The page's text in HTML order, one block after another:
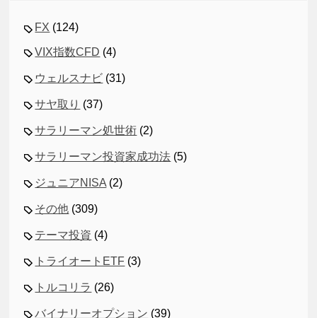
FX (124)
VIX指数CFD (4)
ウェルスナビ (31)
サヤ取り (37)
サラリーマン処世術 (2)
サラリーマン投資家成功法 (5)
ジュニアNISA (2)
その他 (309)
テーマ投資 (4)
トライオートETF (3)
トルコリラ (26)
バイナリーオプション (39)